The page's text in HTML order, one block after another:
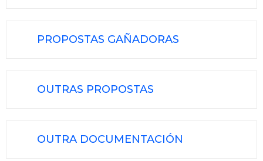
PROPOSTAS GAÑADORAS
OUTRAS PROPOSTAS
OUTRA DOCUMENTACIÓN